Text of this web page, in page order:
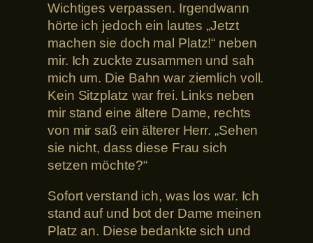
Wichtiges verpassen. Irgendwann
hörte ich jedoch ein lautes „Jetzt
machen sie doch mal Platz!“ neben
mir. Ich zuckte zusammen und sah
mich um. Die Bahn war ziemlich voll.
Kein Sitzplatz war frei. Links neben
mir stand eine ältere Dame, rechts
von mir saß ein älterer Herr. „Sehen
sie nicht, dass diese Frau sich
setzen möchte?“
Sofort verstand ich, was los war. Ich
stand auf und bot der Dame meinen
Platz an. Diese bedankte sich und